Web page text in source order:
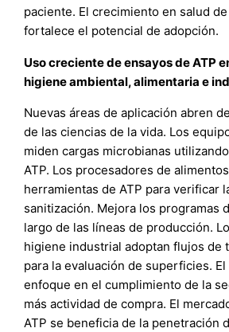
paciente. El crecimiento en salud
fortalece el potencial de adopción.
Uso creciente de ensayos de ATP
higiene ambiental, alimentaria e
Nuevas áreas de aplicación abren
de las ciencias de la vida. Los
miden cargas microbianas
ATP. Los procesadores de
herramientas de ATP para verificar
sanitización. Mejora los programas
largo de las líneas de producción.
higiene industrial adoptan flujos de
para la evaluación de superficies.
enfoque en el cumplimiento de la
más actividad de compra. El
ATP se beneficia de la penetración